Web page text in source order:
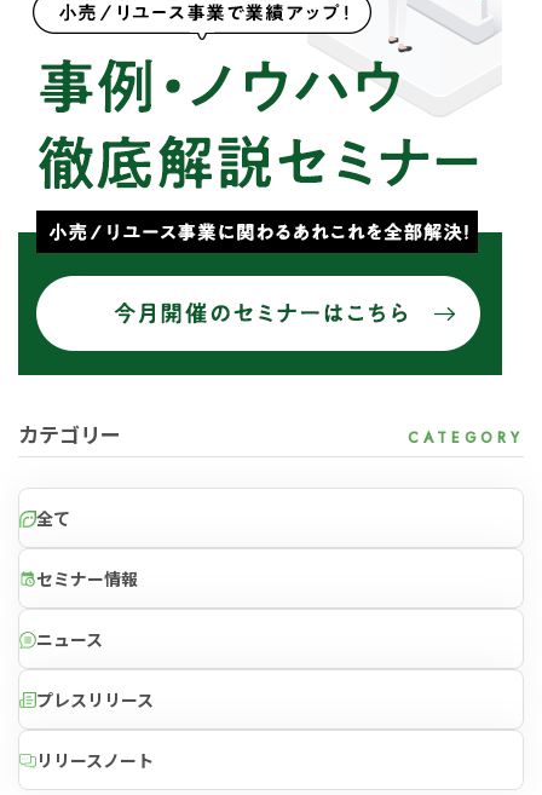
カテゴリー
全て
セミナー情報
ニュース
プレスリリース
リリースノート